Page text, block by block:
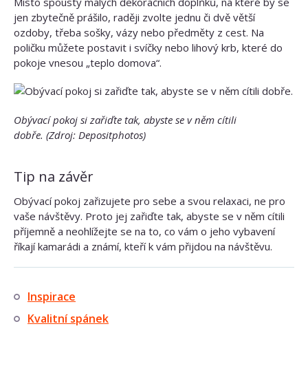
jen zbytečně prášilo, raději zvolte jednu či dvě větší
ozdoby, třeba sošky, vázy nebo předměty z cest. Na
poličku můžete postavit i svíčky nebo lihový krb, které do
pokoje vnesou „teplo domova“.
Obývací pokoj si zařiďte tak, abyste se v něm cítili
dobře. (Zdroj: Depositphotos)
Tip na závěr
Obývací pokoj zařizujete pro sebe a svou relaxaci, ne pro
vaše návštěvy. Proto jej zařiďte tak, abyste se v něm cítili
příjemně a neohlížejte se na to, co vám o jeho vybavení
říkají kamarádi a známí, kteří k vám přijdou na návštěvu.
Inspirace
Kvalitní spánek